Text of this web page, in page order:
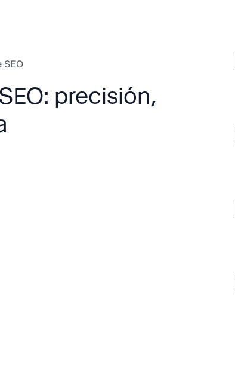
precisión,